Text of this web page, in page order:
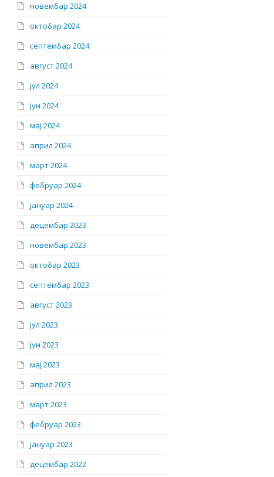
новембар 2024
октобар 2024
септембар 2024
август 2024
јул 2024
јун 2024
мај 2024
април 2024
март 2024
фебруар 2024
јануар 2024
децембар 2023
новембар 2023
октобар 2023
септембар 2023
август 2023
јул 2023
јун 2023
мај 2023
април 2023
март 2023
фебруар 2023
јануар 2023
децембар 2022